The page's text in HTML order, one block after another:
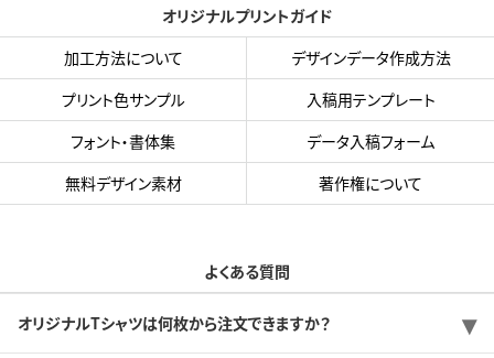
オリジナルプリントガイド
加工方法について
デザインデータ作成方法
プリント色サンプル
入稿用テンプレート
フォント・書体集
データ入稿フォーム
無料デザイン素材
著作権について
よくある質問
オリジナルTシャツは何枚から注文できますか？